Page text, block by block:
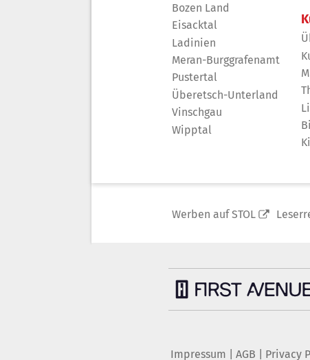
Bozen Land
Eisacktal
Ladinien
Meran-Burggrafenamt
Pustertal
Überetsch-Unterland
Vinschgau
Wipptal
Werben auf STOL
Impressum AGB Privacy